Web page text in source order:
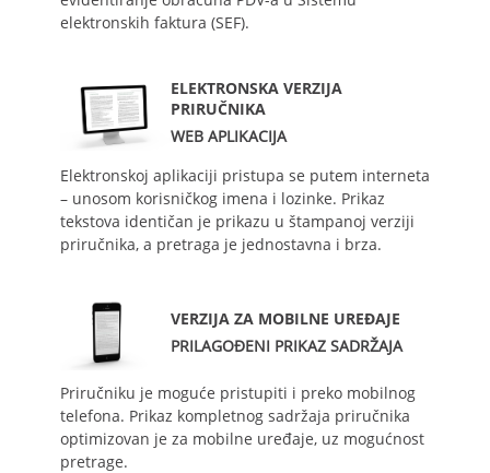
elektronskih faktura (SEF).
ELEKTRONSKA VERZIJA
PRIRUČNIKA
WEB APLIKACIJA
Elektronskoj aplikaciji pristupa se putem interneta
– unosom korisničkog imena i lozinke. Prikaz
tekstova identičan je prikazu u štampanoj verziji
priručnika, a pretraga je jednostavna i brza.
VERZIJA ZA MOBILNE UREĐAJE
PRILAGOĐENI PRIKAZ SADRŽAJA
Priručniku je moguće pristupiti i preko mobilnog
telefona. Prikaz kompletnog sadržaja priručnika
optimizovan je za mobilne uređaje, uz mogućnost
pretrage.